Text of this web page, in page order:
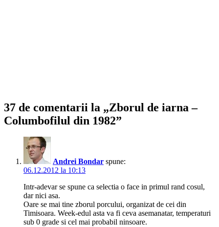
37 de comentarii la „Zborul de iarna –
Columbofilul din 1982”
Andrei Bondar spune:
06.12.2012 la 10:13
Intr-adevar se spune ca selectia o face in primul rand cosul,
dar nici asa.
Oare se mai tine zborul porcului, organizat de cei din
Timisoara. Week-edul asta va fi ceva asemanatar, temperaturi
sub 0 grade si cel mai probabil ninsoare.